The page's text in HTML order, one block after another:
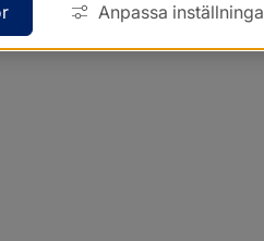
Anpassa